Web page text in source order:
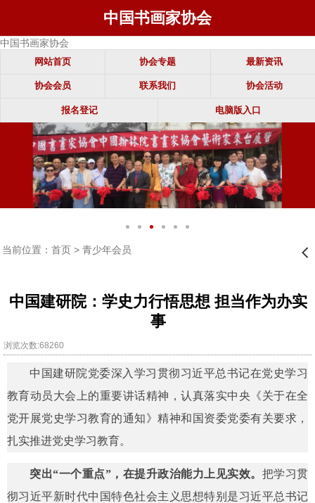
中国书画家协会
中国书画家协会
网站首页 协会专题 最新资讯
协会会员 联系我们 协会活动
报名登记 电脑版入口
当前位置： 首页> 青少年会员 󰊒
中国建研院：学史力行悟思想 担当作为办实
事
浏览次数:68260
中国建研院党委深入学习贯彻习近平总书记在党史学习
教育动员大会上的重要讲话精神，认真落实中央《关于在全
党开展党史学习教育的通知》精神和国资委党委有关要求，
扎实推进党史学习教育。
突出“一个重点”，在提升政治能力上见实效。 把学习贯
彻习近平新时代中国特色社会主义思想特别是习近平总书记